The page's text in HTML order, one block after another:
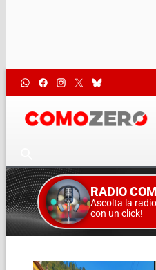
RADIO
Ascolta la radio
con un click!